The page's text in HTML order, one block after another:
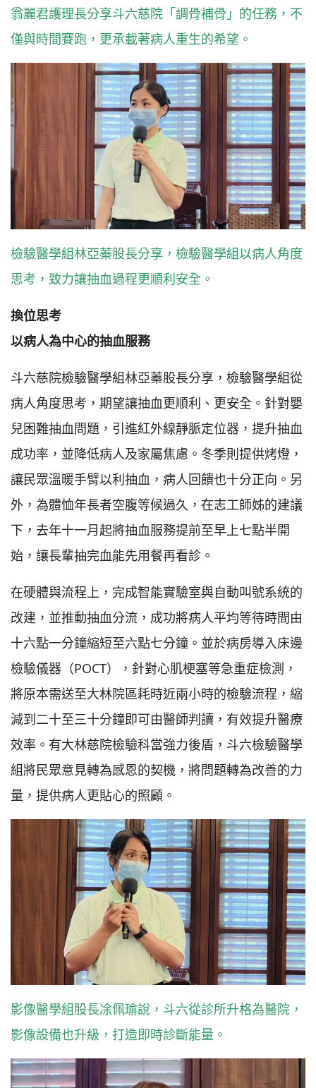
翁麗君護理長分享斗六慈院「調骨補骨」的任務，不
僅與時間賽跑，更承載著病人重生的希望。
檢驗醫學組林亞蓁股長分享，檢驗醫學組以病人角度
思考，致力讓抽血過程更順利安全。
換位思考
以病人為中心的抽血服務
斗六慈院檢驗醫學組林亞蓁股長分享，檢驗醫學組從
病人角度思考，期望讓抽血更順利、更安全。針對嬰
兒困難抽血問題，引進紅外線靜脈定位器，提升抽血
成功率，並降低病人及家屬焦慮。冬季則提供烤燈，
讓民眾溫暖手臂以利抽血，病人回饋也十分正向。另
外，為體恤年長者空腹等候過久，在志工師姊的建議
下，去年十一月起將抽血服務提前至早上七點半開
始，讓長輩抽完血能先用餐再看診。
在硬體與流程上，完成智能實驗室與自動叫號系統的
改建，並推動抽血分流，成功將病人平均等待時間由
十六點一分鐘縮短至六點七分鐘。並於病房導入床邊
檢驗儀器（POCT），針對心肌梗塞等急重症檢測，
將原本需送至大林院區耗時近兩小時的檢驗流程，縮
減到二十至三十分鐘即可由醫師判讀，有效提升醫療
效率。有大林慈院檢驗科當強力後盾，斗六檢驗醫學
組將民眾意見轉為感恩的契機，將問題轉為改善的力
量，提供病人更貼心的照顧。
影像醫學組股長凃佩瑜說，斗六從診所升格為醫院，
影像設備也升級，打造即時診斷能量。